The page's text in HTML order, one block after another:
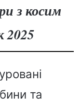
з косим
2025
та